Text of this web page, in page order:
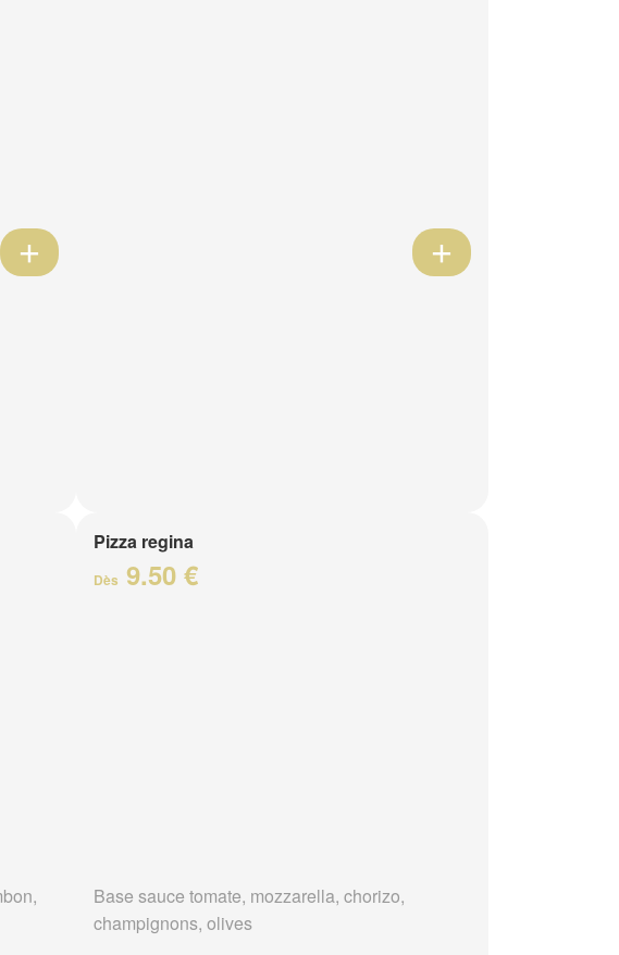
Pizza regina
Dès 9.50 €
Base sauce tomate, mozzarella, chorizo,
champignons, olives